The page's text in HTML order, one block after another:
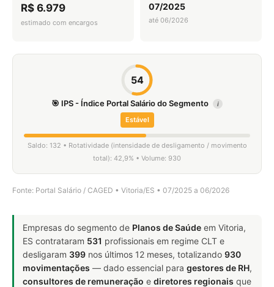
R$ 6.979
estimado com encargos
07/2025
até 06/2026
54
🎯 IPS - Índice Portal Salário do Segmento i
Estável
Saldo: 132 • Rotatividade (intensidade de desligamento / movimento
total): 42,9% • Volume: 930
Fonte: Portal Salário / CAGED • Vitoria/ES • 07/2025 a 06/2026
Empresas do segmento de Planos de Saúde em Vitoria,
ES contrataram 531 profissionais em regime CLT e
desligaram 399 nos últimos 12 meses, totalizando 930
movimentações — dado essencial para gestores de RH,
consultores de remuneração e diretores regionais que